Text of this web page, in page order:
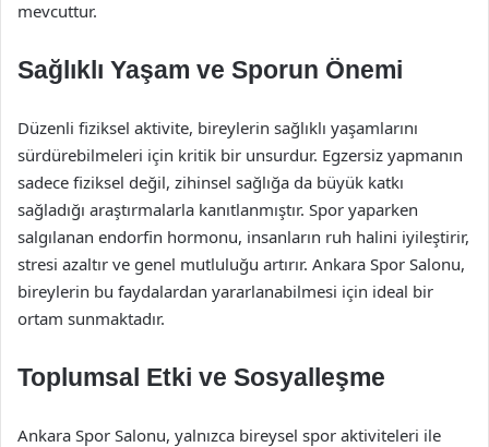
mevcuttur.
Sağlıklı Yaşam ve Sporun Önemi
Düzenli fiziksel aktivite, bireylerin sağlıklı yaşamlarını
sürdürebilmeleri için kritik bir unsurdur. Egzersiz yapmanın
sadece fiziksel değil, zihinsel sağlığa da büyük katkı
sağladığı araştırmalarla kanıtlanmıştır. Spor yaparken
salgılanan endorfin hormonu, insanların ruh halini iyileştirir,
stresi azaltır ve genel mutluluğu artırır. Ankara Spor Salonu,
bireylerin bu faydalardan yararlanabilmesi için ideal bir
ortam sunmaktadır.
Toplumsal Etki ve Sosyalleşme
Ankara Spor Salonu, yalnızca bireysel spor aktiviteleri ile